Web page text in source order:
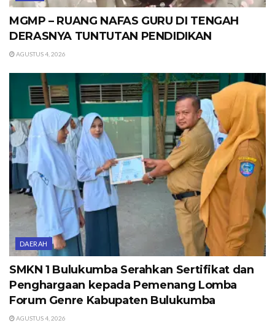
MGMP – RUANG NAFAS GURU DI TENGAH
DERASNYA TUNTUTAN PENDIDIKAN
AGUSTUS 4, 2026
DAERAH
SMKN 1 Bulukumba Serahkan Sertifikat dan
Penghargaan kepada Pemenang Lomba
Forum Genre Kabupaten Bulukumba
AGUSTUS 4, 2026